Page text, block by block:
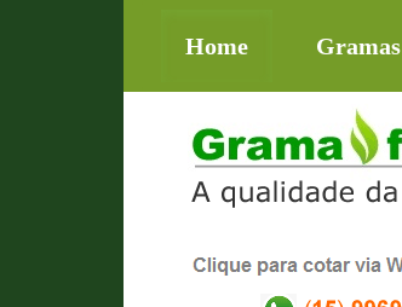
Home(current)Gramas